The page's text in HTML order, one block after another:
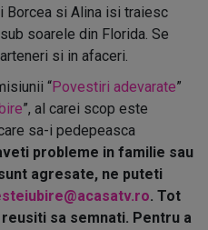
Borcea si Alina isi traiesc
soarele din Florida. Se
si in afaceri.
“Povestiri adevarate”
”, al carei scop este
sa-i pedepeasca
probleme in familie sau
agresate, ne puteti
. Tot
sa semnati. Pentru a